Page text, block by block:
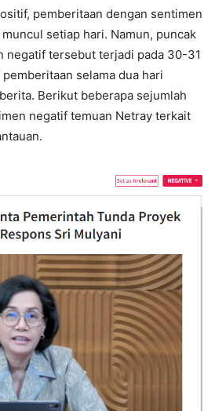
pemberitaan dengan sentimen
setiap hari. Namun, puncak
tersebut terjadi pada 30-31
selama dua hari
Berikut beberapa sejumlah
negatif temuan Netray terkait